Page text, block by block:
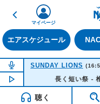
戻る
エアスケジュール
マイページ
NOW ON AIR
SUNDAY LIONS
NOW PLAYING16:35
長く短い祭 - 椎
聴く